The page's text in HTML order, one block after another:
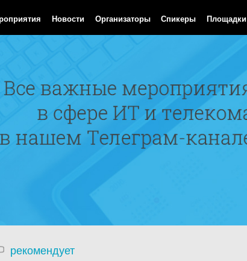
Новости Организаторы Спикеры Площадки
рекомендует